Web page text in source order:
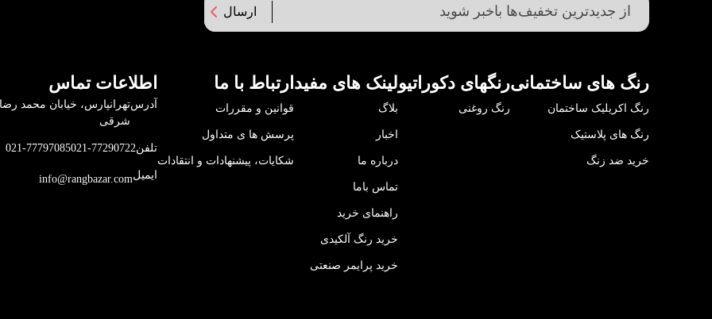
ارسال
رنگ های ساختمانی
رنگ اکریلیک ساختمان
رنگ های پلاستیک
خرید ضد زنگ
رنگهای دکوراتیو
رنگ روغنی
لینک های مفید
بلاگ
اخبار
درباره ما
تماس باما
راهنمای خرید
خرید رنگ آلکیدی
خرید پرایمر صنعتی
ارتباط با ما
قوانین و مقررات
پرسش ها ی متداول
شکایات، پیشنهادات و انتقادات
اطلاعات تماس
آدرس
شرقی
تلفن021-77290722
021-77797085
ایمیلinfo@rangbazar.com